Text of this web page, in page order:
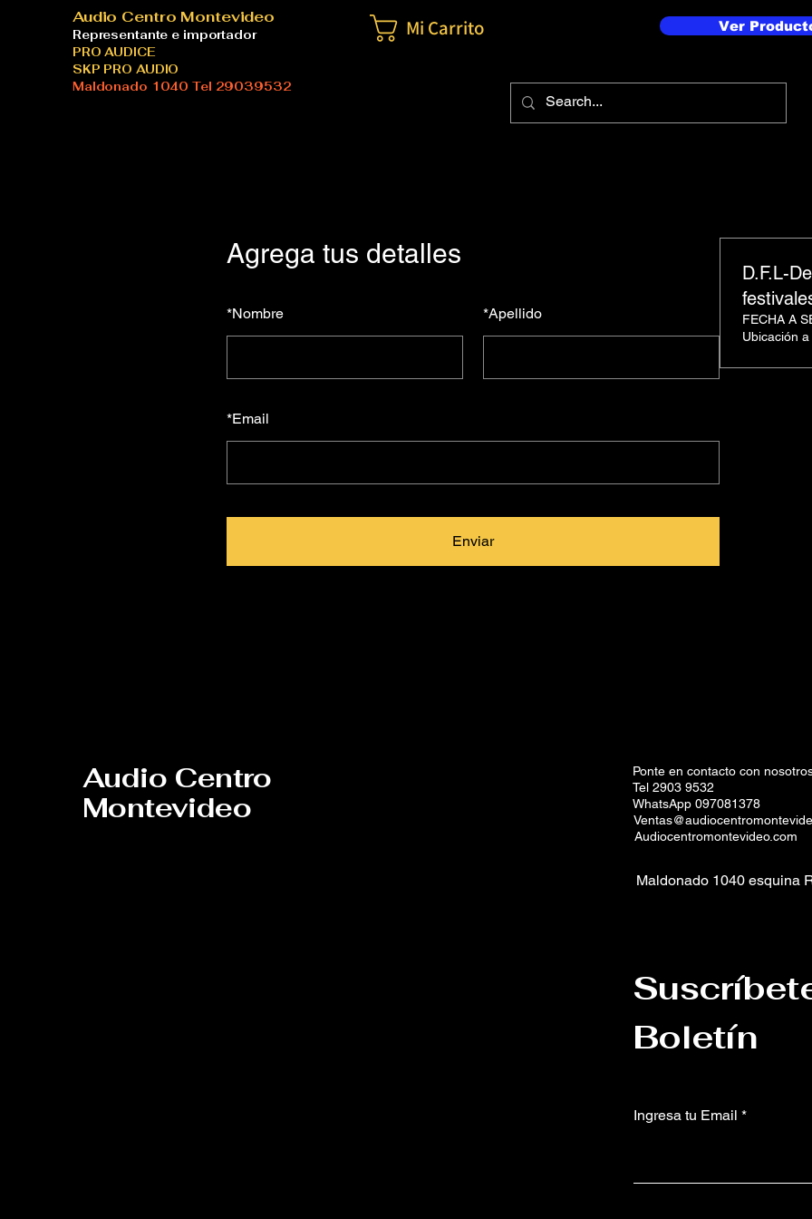
Audio Centro Montevideo
Representante e importador
PRO AUDICE
SKP PRO AUDIO
Maldonado 1040 Tel 29039532
Mi Carrito Ver
Agrega tus detalles
*Nombre *Apellido
*Email
Enviar
D.F.L-
FECHA A
Ubicación
Audio Centro
Montevideo
Ponte en contacto con
Tel 2903 9532
WhatsApp 097081378
Audiocentromontevideo.com
Maldonado 1040 esquina
Boletín
Ingresa tu Email